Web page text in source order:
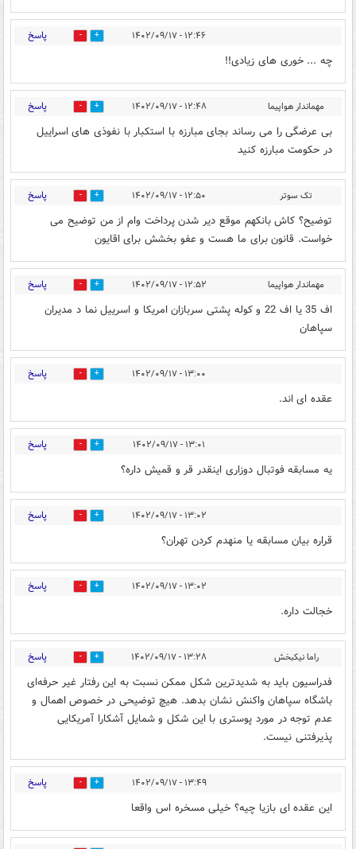
۱۲:۴۶ - ۱۴۰۲/۰۹/۱۷ 28 پاسخ
چه ... خوری های زیادی!!
مهماندار هواپیما ۱۲:۴۸ - ۱۴۰۲/۰۹/۱۷ 27 پاسخ
بی عرضگی را می رساند بجای مبارزه با استکبار با نفوذی های اسراییل
در حکومت مبارزه کنید
تک سوتر ۱۲:۵۰ - ۱۴۰۲/۰۹/۱۷ 3 پاسخ
توضیح؟ کاش بانکهم موقع دیر شدن پرداخت وام از من توضیح می
خواست. قانون برای ما هست و عفو بخشش برای اقایون
مهماندار هواپیما ۱۲:۵۲ - ۱۴۰۲/۰۹/۱۷ 12 پاسخ
اف 35 یا اف 22 و کوله پشتی سربازان امریکا و اسرییل نما د مدیران
سپاهان
۱۳:۰۰ - ۱۴۰۲/۰۹/۱۷ 13 پاسخ
عقده ای اند.
۱۳:۰۱ - ۱۴۰۲/۰۹/۱۷ 16 پاسخ
یه مسابقه فوتبال دوزاری اینقدر قر و قمیش داره؟
۱۳:۰۲ - ۱۴۰۲/۰۹/۱۷ 5 پاسخ
قراره بیان مسابقه یا منهدم کردن تهران؟
۱۳:۰۲ - ۱۴۰۲/۰۹/۱۷ 15 پاسخ
خجالت داره.
راما نیکبخش ۱۳:۲۸ - ۱۴۰۲/۰۹/۱۷ 15 پاسخ
فدراسیون باید به شدیدترین شکل ممکن نسبت به این رفتار غیر حرفه‌ای
باشگاه سپاهان واکنش نشان بدهد. هیچ توضیحی در خصوص اهمال و
عدم توجه در مورد پوستری با این شکل و شمایل آشکارا آمریکایی
پذیرفتنی نیست.
۱۳:۴۹ - ۱۴۰۲/۰۹/۱۷ 18 پاسخ
این عقده ای بازیا چیه؟ خیلی مسخره اس واقعا